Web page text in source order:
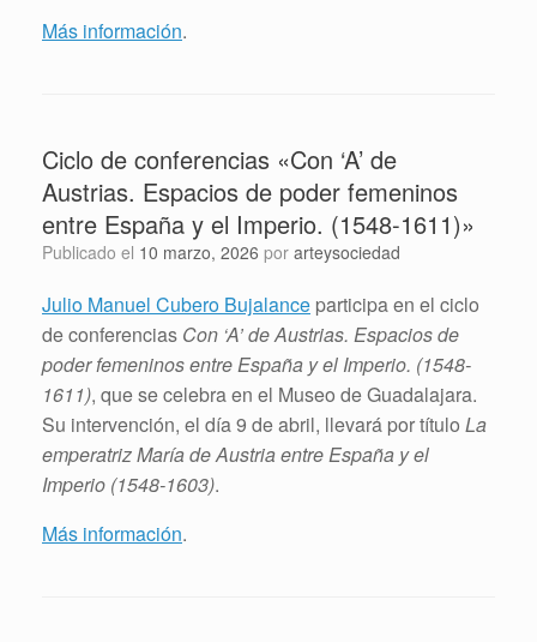
Más información.
Ciclo de conferencias «Con ‘A’ de
Austrias. Espacios de poder femeninos
entre España y el Imperio. (1548-1611)»
Publicado el 10 marzo, 2026 por arteysociedad
Julio Manuel Cubero Bujalance participa en el ciclo
de conferencias Con ‘A’ de Austrias. Espacios de
poder femeninos entre España y el Imperio. (1548-
1611), que se celebra en el Museo de Guadalajara.
Su intervención, el día 9 de abril, llevará por título La
emperatriz María de Austria entre España y el
Imperio (1548-1603).
Más información.